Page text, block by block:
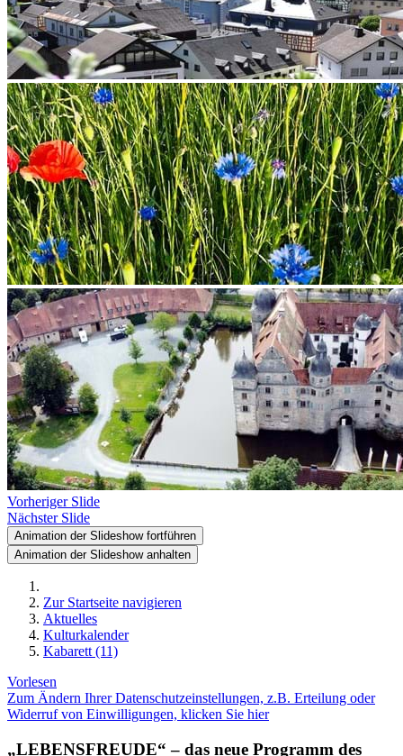
Vorheriger Slide
Nächster Slide
Animation der Slideshow fortführen
Animation der Slideshow anhalten
Zur Startseite navigieren
Aktuelles
Kulturkalender
Kabarett (11)
Vorlesen
Zum Ändern Ihrer Datenschutzeinstellungen, z.B. Erteilung oder
Widerruf von Einwilligungen, klicken Sie hier
„LEBENSFREUDE“ – das neue Programm des